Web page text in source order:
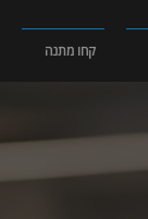
קחו מתנה